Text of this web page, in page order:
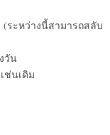
(ระหว่างนี้สามารถสลับ
วัน
ช่นเดิม